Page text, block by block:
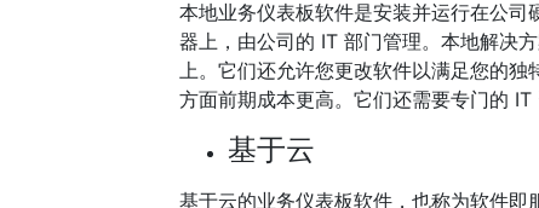
本地业务仪表板软件是安装并运行在公
器上，由公司的 IT 部门管理。本地解决
上。它们还允许您更改软件以满足您的
方面前期成本更高。它们还需要专门的 IT
基于云
基于云的业务仪表板软件，也称为软件